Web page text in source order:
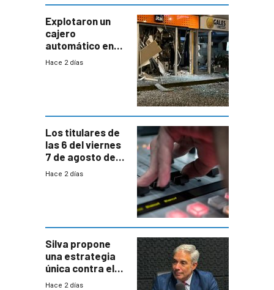
con mayor
miedo”
Explotaron un
cajero
automático en
Parque Miramar;
Hace 2 días
Los titulares de
las 6 del viernes
7 de agosto de
2026
Hace 2 días
Silva propone
una estrategia
única contra el
narcotráfico y
Hace 2 días